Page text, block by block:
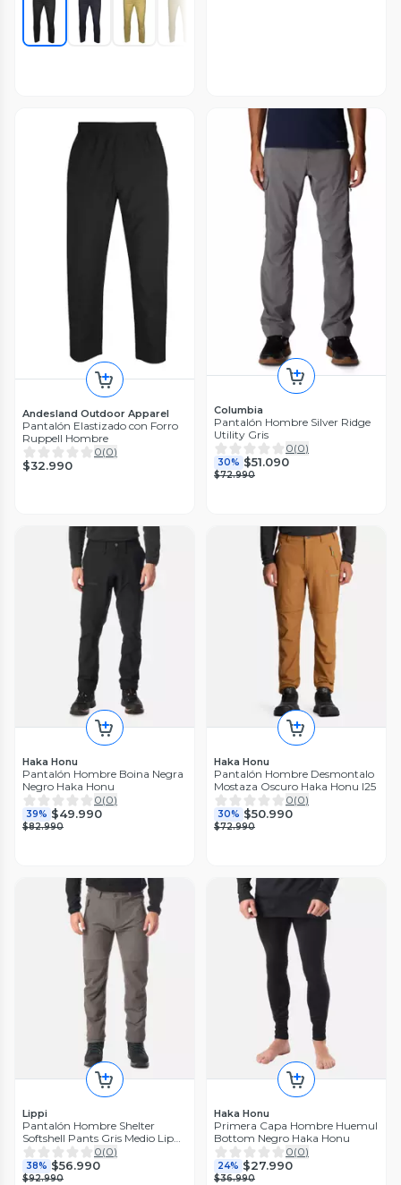
Andesland Outdoor Apparel
Pantalón Elastizado con Forro
Ruppell Hombre
0(0)
$32.990
Columbia
Pantalón Hombre Silver Ridge
Utility Gris
0(0)
30% $51.090
$72.990
Haka Honu
Pantalón Hombre Boina Negra
Negro Haka Honu
0(0)
39% $49.990
$82.990
Haka Honu
Pantalón Hombre Desmontalo
Mostaza Oscuro Haka Honu I25
0(0)
30% $50.990
$72.990
Lippi
Pantalón Hombre Shelter
Softshell Pants Gris Medio Lippi
I26
0(0)
38% $56.990
$92.990
Haka Honu
Primera Capa Hombre Huemul
Bottom Negro Haka Honu
0(0)
24% $27.990
$36.990